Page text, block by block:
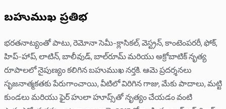
బహుముఖ ప్రతిభ
భరతనాట్యంతో పాటు, రెమోనా సెమీ-క్లాసికల్, వెస్ట్రన్, కాంటెంపరరీ, ఫోక్,
హిప్-హాప్, లాటిన్, బాలీవుడ్, బాల్‌రూమ్ మరియు అక్రోబాటిక్ నృత్య
రూపాలలో నైపుణ్యం కలిగిన బహుముఖ నర్తకి. ఆమె ప్రదర్శనలు
సృజనాత్మకతకు పేరుగాంచాయి, వీటిలో విరిగిన గాజు, మేకు పాదాలు, మట్టి
కుండలు మరియు ఫైర్ హులా హూప్స్‌తో నృత్యం చేయడం వంటి